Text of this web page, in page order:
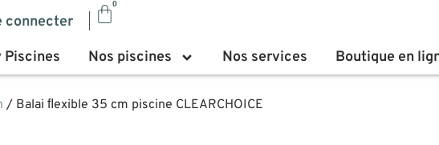
connecter
0
Piscines Nos piscines Nos services Boutique en
/ Balai ﬂexible 35 cm piscine CLEARCHOICE